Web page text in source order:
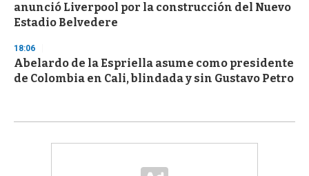
anunció Liverpool por la construcción del Nuevo
Estadio Belvedere
18:06
Abelardo de la Espriella asume como presidente
de Colombia en Cali, blindada y sin Gustavo Petro